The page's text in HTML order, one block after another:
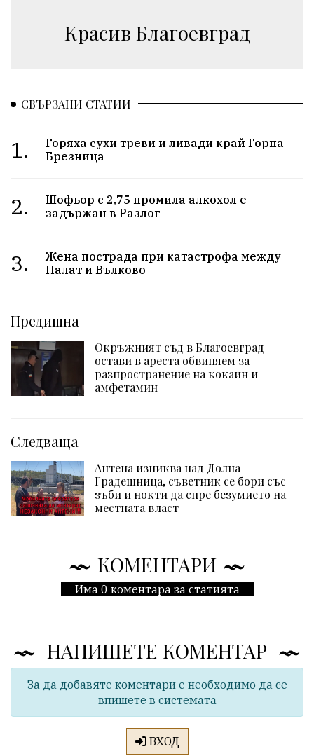
Красив Благоевград
СВЪРЗАНИ СТАТИИ
1.
Горяха сухи треви и ливади край Горна
Брезница
2.
Шофьор с 2,75 промила алкохол е
задържан в Разлог
3.
Жена пострада при катастрофа между
Палат и Вълково
Предишна
Окръжният съд в Благоевград
остави в ареста обвиняем за
разпространение на кокаин и
амфетамин
Следваща
Антена изниква над Долна
Градешница, съветник се бори със
зъби и нокти да спре безумието на
местната власт
КОМЕНТАРИ
Има 0 коментара за статията
НАПИШЕТЕ КОМЕНТАР
За да добавяте коментари е необходимо да се
впишете в системата
ВХОД